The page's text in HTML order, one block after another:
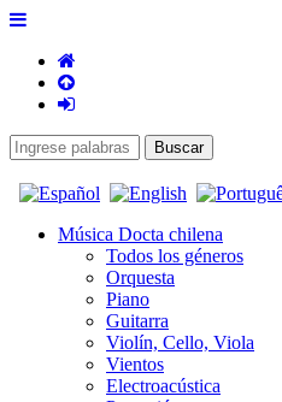
Música Docta chilena
Todos los géneros
Orquesta
Piano
Guitarra
Violín, Cello, Viola
Vientos
Electroacústica